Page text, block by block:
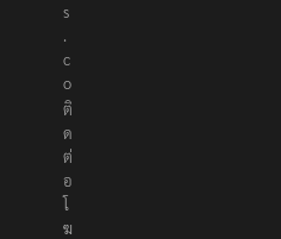
s
.
c
o
ติ
ด
ต่
อ
โ
ฆ